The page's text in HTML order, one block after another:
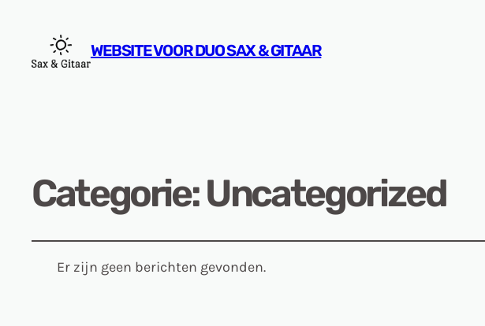
WEBSITE VOOR DUO SAX & GITAAR
Categorie:Uncategorized
Er zijn geen berichten gevonden.